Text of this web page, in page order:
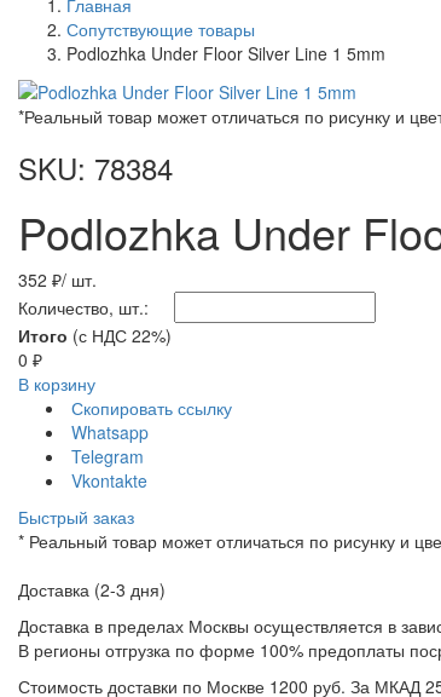
Сопутствующие товары
Podlozhka Under Floor Silver Line 1 5mm
*Реальный товар может отличаться по рисунку и
SKU: 78384
Podlozhka Under
352 ₽/ шт.
Количество, шт.:
Итого (с НДС 22%)
0 ₽
В корзину
Скопировать ссылку
Whatsapp
Telegram
Vkontakte
Быстрый заказ
* Реальный товар может отличаться по рисунку и
Доставка (2-3 дня)
Доставка в пределах Москвы осуществляется в
В регионы отгрузка по форме 100% предоплаты
Стоимость доставки по Москве 1200 руб. За МКАД